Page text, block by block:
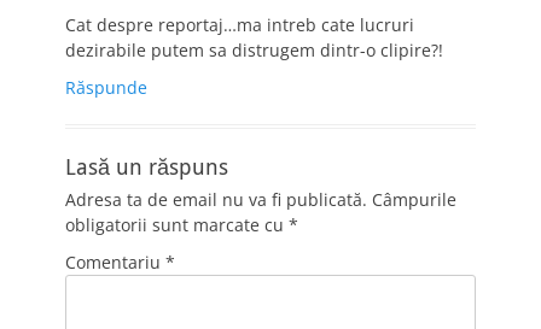
Cat despre reportaj…ma intreb cate lucruri
dezirabile putem sa distrugem dintr-o clipire?!
Răspunde
Lasă un răspuns
Adresa ta de email nu va fi publicată. Câmpurile
obligatorii sunt marcate cu *
Comentariu *